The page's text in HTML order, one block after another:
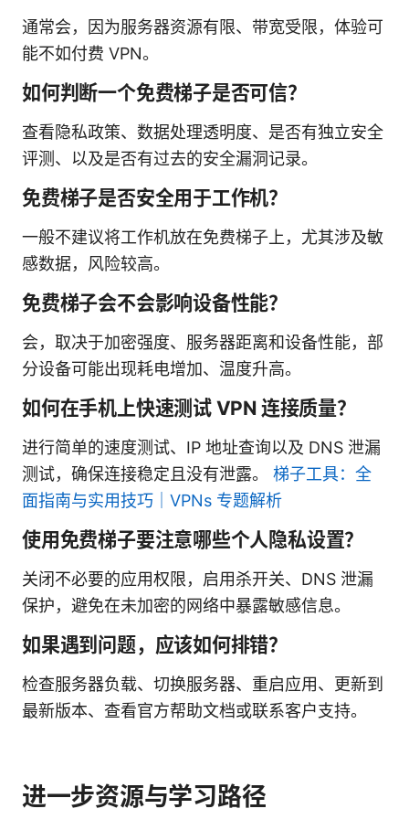
通常会，因为服务器资源有限、带宽受限，体验可
能不如付费 VPN。
如何判断一个免费梯子是否可信？
查看隐私政策、数据处理透明度、是否有独立安全
评测、以及是否有过去的安全漏洞记录。
免费梯子是否安全用于工作机？
一般不建议将工作机放在免费梯子上，尤其涉及敏
感数据，风险较高。
免费梯子会不会影响设备性能？
会，取决于加密强度、服务器距离和设备性能，部
分设备可能出现耗电增加、温度升高。
如何在手机上快速测试 VPN 连接质量？
进行简单的速度测试、IP 地址查询以及 DNS 泄漏
测试，确保连接稳定且没有泄露。 梯子工具：全
面指南与实用技巧｜VPNs 专题解析
使用免费梯子要注意哪些个人隐私设置？
关闭不必要的应用权限，启用杀开关、DNS 泄漏
保护，避免在未加密的网络中暴露敏感信息。
如果遇到问题，应该如何排错？
检查服务器负载、切换服务器、重启应用、更新到
最新版本、查看官方帮助文档或联系客户支持。
进一步资源与学习路径